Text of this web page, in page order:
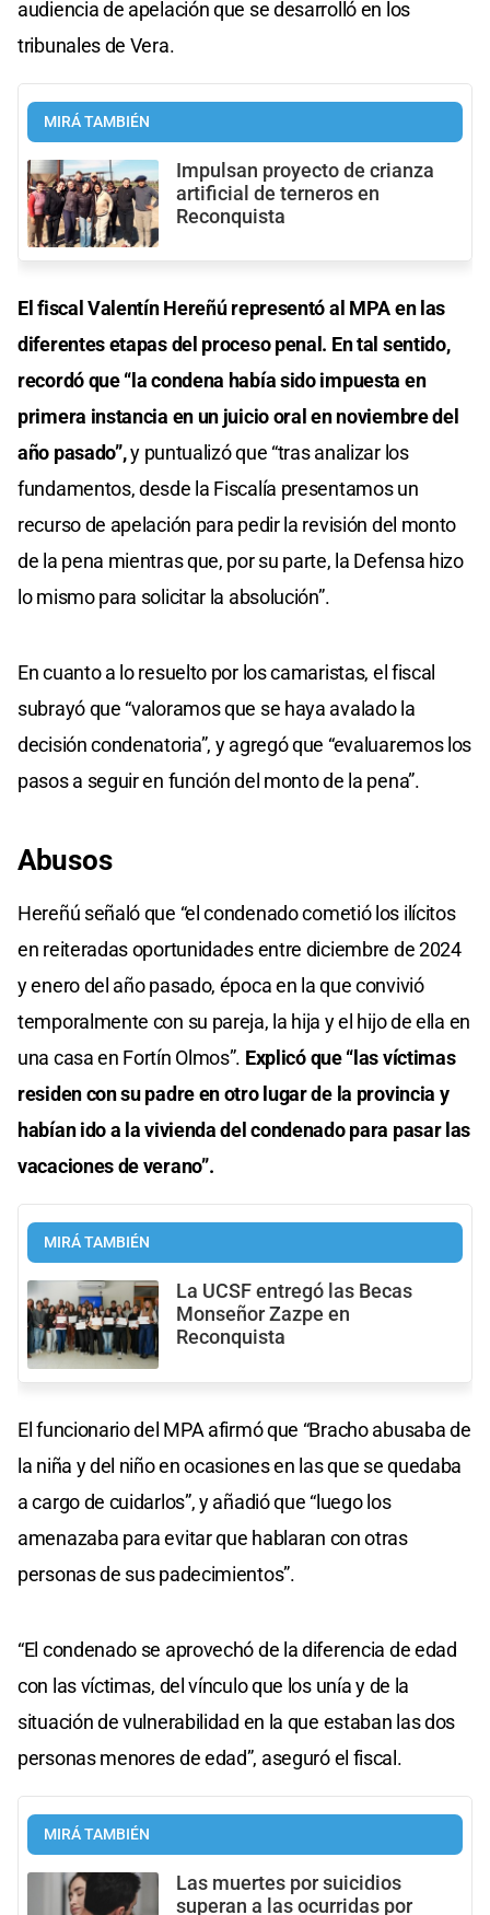
audiencia de apelación que se desarrolló en los
tribunales de Vera.
MIRÁ TAMBIÉN
Impulsan proyecto de crianza
artificial de terneros en
Reconquista
El fiscal Valentín Hereñú representó al MPA en las
diferentes etapas del proceso penal. En tal sentido,
recordó que “la condena había sido impuesta en
primera instancia en un juicio oral en noviembre del
año pasado”,y puntualizó que “tras analizar los
fundamentos, desde la Fiscalía presentamos un
recurso de apelación para pedir la revisión del monto
de la pena mientras que, por su parte, la Defensa hizo
lo mismo para solicitar la absolución”.
En cuanto a lo resuelto por los camaristas, el fiscal
subrayó que “valoramos que se haya avalado la
decisión condenatoria”, y agregó que “evaluaremos los
pasos a seguir en función del monto de la pena”.
Abusos
Hereñú señaló que “el condenado cometió los ilícitos
en reiteradas oportunidades entre diciembre de 2024
y enero del año pasado, época en la que convivió
temporalmente con su pareja, la hija y el hijo de ella en
una casa en Fortín Olmos”. Explicó que “las víctimas
residen con su padre en otro lugar de la provincia y
habían ido a la vivienda del condenado para pasar las
vacaciones de verano”.
MIRÁ TAMBIÉN
La UCSF entregó las Becas
Monseñor Zazpe en
Reconquista
El funcionario del MPA afirmó que “Bracho abusaba de
la niña y del niño en ocasiones en las que se quedaba
a cargo de cuidarlos”, y añadió que “luego los
amenazaba para evitar que hablaran con otras
personas de sus padecimientos”.
“El condenado se aprovechó de la diferencia de edad
con las víctimas, del vínculo que los unía y de la
situación de vulnerabilidad en la que estaban las dos
personas menores de edad”, aseguró el fiscal.
MIRÁ TAMBIÉN
Las muertes por suicidios
superan a las ocurridas por